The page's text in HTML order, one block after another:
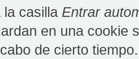
la casilla Entrar
en una cookie
de cierto